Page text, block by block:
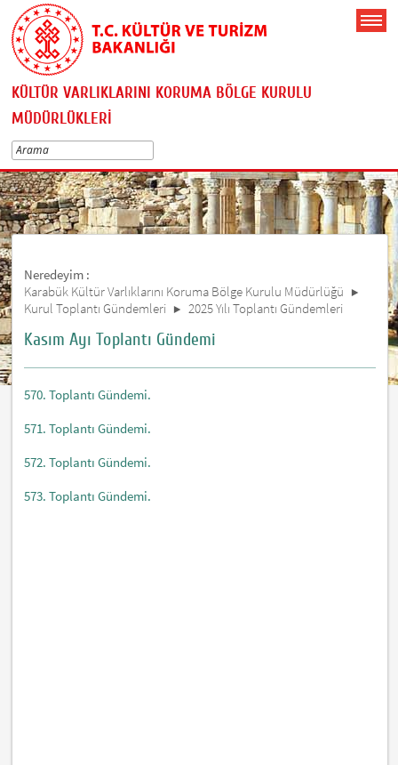
KÜLTÜR VARLIKLARINI KORUMA BÖLGE KURULU
MÜDÜRLÜKLERİ
Neredeyim :
Karabük Kültür Varlıklarını Koruma Bölge Kurulu Müdürlüğü
Kurul Toplantı Gündemleri
2025 Yılı Toplantı Gündemleri
Kasım Ayı Toplantı Gündemi
570. Toplantı Gündemi.
571. Toplantı Gündemi.
572. Toplantı Gündemi.
573. Toplantı Gündemi.